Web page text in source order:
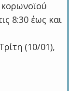
κορωνοϊού
8:30 έως και
(10/01),